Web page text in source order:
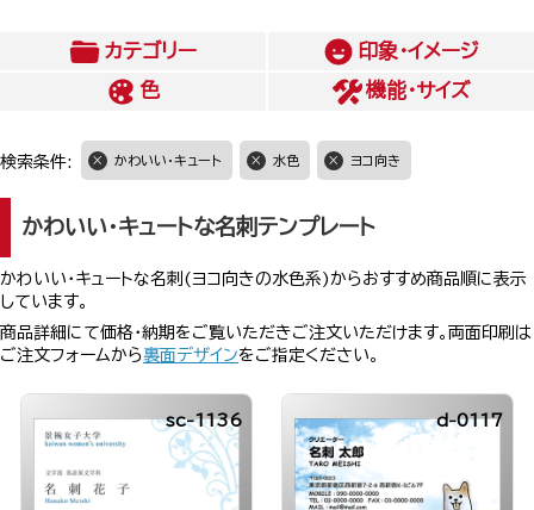
カテゴリー
印象・イメージ
色
機能・サイズ
検索条件: かわいい・キュート 水色 ヨコ向き
かわいい・キュートな名刺テンプレート
かわいい・キュートな名刺(ヨコ向きの水色系)からおすすめ商品順に表示
しています。
商品詳細にて価格・納期をご覧いただきご注文いただけます。両面印刷は
ご注文フォームから裏面デザインをご指定ください。
sc-1136 d-0117